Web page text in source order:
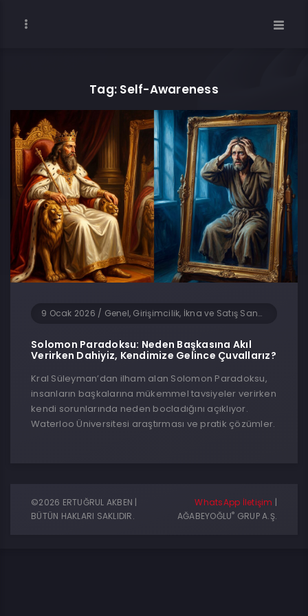
Tag: Self-Awareness
9 Ocak 2026 / Genel, Girişimcilik, İkna ve Satış Sanatı
Solomon Paradoksu: Neden Başkasına Akıl
Verirken Dahiyiz, Kendimize Gelince Çuvallarız?
Kral Süleyman’dan ilham alan Solomon Paradoksu,
insanların başkalarına mükemmel tavsiyeler verirken
kendi sorunlarında neden bocladığını açıklıyor.
Waterloo Üniversitesi araştırması ve pratik çözümler.
©2026 ERTUĞRUL AKBEN |
BÜTÜN HAKLARI SAKLIDIR.
WhatsApp İletişim |
AĞABEYOĞLU® GRUP A.Ş.